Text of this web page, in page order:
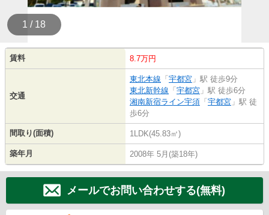
1 / 18
賃料 8.7万円
交通
東北本線 「 宇都宮 」駅 徒歩9分
東北新幹線 「 宇都宮 」駅 徒歩6分
湘南新宿ライン宇須 「 宇都宮 」駅 徒
歩6分
間取り(面積) 1LDK(45.83㎡)
築年月 2008年 5月(築18年)
メールでお問い合わせする(無料)